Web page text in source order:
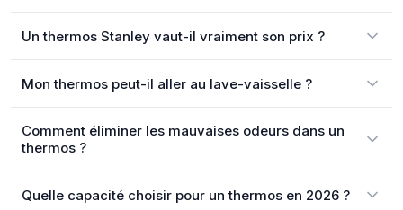
Un thermos Stanley vaut-il vraiment son prix ?
Mon thermos peut-il aller au lave-vaisselle ?
Comment éliminer les mauvaises odeurs dans un
thermos ?
Quelle capacité choisir pour un thermos en 2026 ?